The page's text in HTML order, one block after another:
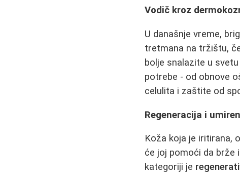
Vodič kroz
U današnje vreme,
tretmana na tržištu,
bolje snalazite u
potrebe - od obnove
celulita i zaštite od
Regeneracija i
Koža koja je iritirana,
će joj pomoći da brže
kategoriji je